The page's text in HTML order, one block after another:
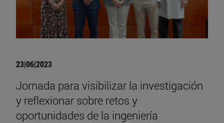
23|06|2023
Jornada para visibilizar la investigación
y reflexionar sobre retos y
oportunidades de la ingeniería